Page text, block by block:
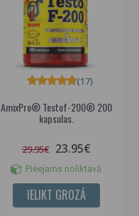
AmixPro® Testof-200® 200
kapsulas.
(17)
29.95€ 23.95€
Pieejams noliktavā
IELIKT GROZĀ